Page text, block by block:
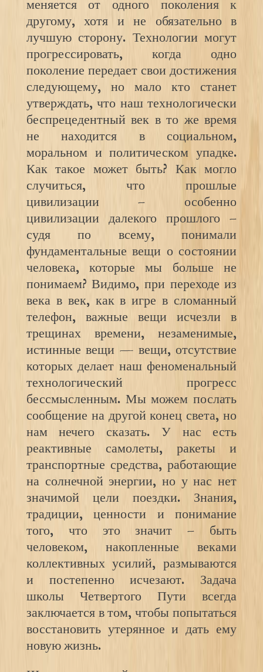
меняется от одного поколения к
другому, хотя и не обязательно в
лучшую сторону. Технологии могут
прогрессировать, когда одно
поколение передает свои достижения
следующему, но мало кто станет
утверждать, что наш технологически
беспрецедентный век в то же время
не находится в социальном,
моральном и политическом упадке.
Как такое может быть? Как могло
случиться, что прошлые
цивилизации – особенно
цивилизации далекого прошлого –
судя по всему, понимали
фундаментальные вещи о состоянии
человека, которые мы больше не
понимаем? Видимо, при переходе из
века в век, как в игре в сломанный
телефон, важные вещи исчезли в
трещинах времени, незаменимые,
истинные вещи — вещи, отсутствие
которых делает наш феноменальный
технологический прогресс
бессмысленным. Мы можем послать
сообщение на другой конец света, но
нам нечего сказать. У нас есть
реактивные самолеты, ракеты и
транспортные средства, работающие
на солнечной энергии, но у нас нет
значимой цели поездки. Знания,
традиции, ценности и понимание
того, что это значит – быть
человеком, накопленные веками
коллективных усилий, размываются
и постепенно исчезают. Задача
школы Четвертого Пути всегда
заключается в том, чтобы попытаться
восстановить утерянное и дать ему
новую жизнь.